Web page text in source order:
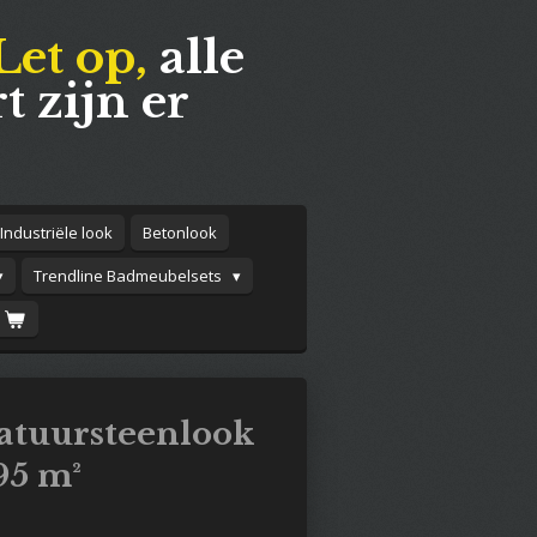
op, alle
zijn er
Industriële look
Betonlook
Trendline Badmeubelsets
m²